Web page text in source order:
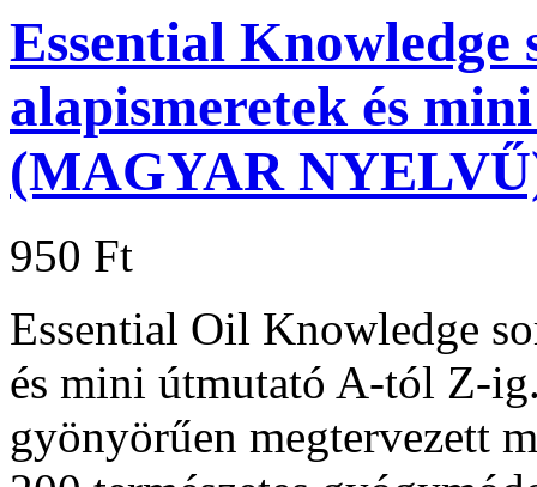
Essential
alapismeretek és
(MAGYAR
950 Ft
Essential Oil Knowledge
és mini útmutató A-tól Z-
gyönyörűen megtervezett